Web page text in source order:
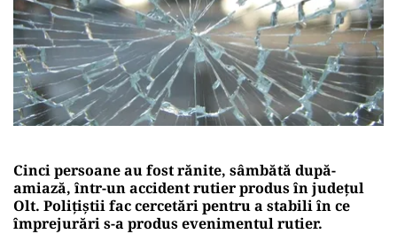
Cinci persoane au fost rănite, sâmbătă după-
amiază, într-un accident rutier produs în județul
Olt. Polițiștii fac cercetări pentru a stabili în ce
împrejurări s-a produs evenimentul rutier.